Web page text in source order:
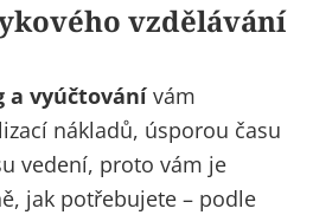
vzdělávání
a vyúčtování vám
nákladů, úsporou času
vedení, proto vám je
jak potřebujete – podle